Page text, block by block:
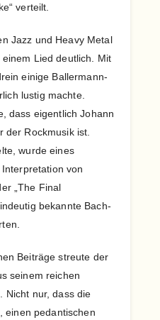
verteilt.
Jazz und Heavy Metal
Lied deutlich. Mit
einige Ballermann-
lustig machte.
dass eigentlich Johann
der Rockmusik ist.
wurde eines
von
„The Final
bekannte Bach-
Beiträge streute der
seinem reichen
Nicht nur, dass die
einen pedantischen